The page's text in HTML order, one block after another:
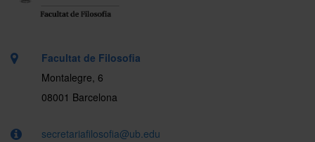
Facultat de Filosofia
Montalegre, 6
08001 Barcelona
secretariafilosofia@ub.edu